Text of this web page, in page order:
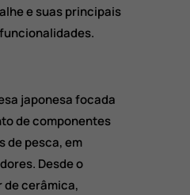
e suas principais
japonesa focada
de componentes
de pesca, em
Desde o
de cerâmica,